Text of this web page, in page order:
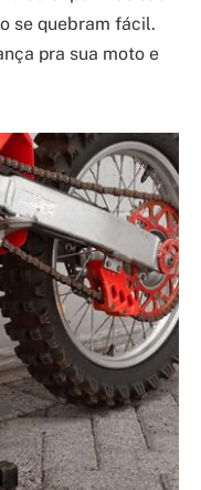
se quebram fácil.
pra sua moto e